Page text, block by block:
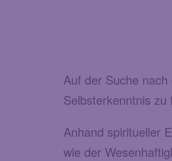
Auf der Suche
Selbsterkenntnis
Anhand spiritueller
wie der